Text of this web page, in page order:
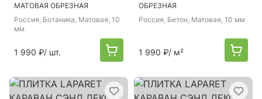
МАТОВАЯ ОБРЕЗНАЯ
Россия, Ботаника, Матовая, 10
мм
1 990 ₽/ шт.
ОБРЕЗНАЯ
Россия, Бетон, Матовая, 10 мм
1 990 ₽/ м²